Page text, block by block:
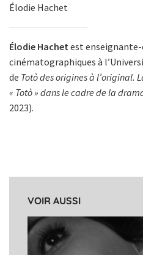
Élodie Hachet
Élodie Hachet est enseignante-
cinématographiques à
de Totò des origines à l’original.
« Totò » dans le cadre de la
2023).
VOIR AUSSI